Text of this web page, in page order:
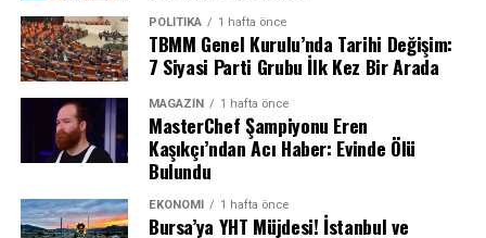
Semih Kılıçsoy’dan Altın Değerinde Gol
Maçın kırılma anı 80. dakikada geldi. Olaitan’ın pasıyla
ceza sahası sağ kanadında topla buluşan Ndidi’nin
ortasında savunmadan seken meşin yuvarlağı Semih
Kılıçsoy kafayla boş ağlara gönderdi. 76. dakikada oyuna
giren genç yıldız, takımına galibiyeti getiren isim oldu.
Beşiktaş bu sonuçla birlikte bu sezon oynadığı üçüncü
Salah, üzerindeki 10 numaralı bordo-mavili forma ile
taraftarın sevgi gösterilerine yanıt verirken, birlikte 3’lü
çektirerek anı ölümsüzleştirdi. Kulüp Başkanı Ertuğrul
Doğan ile birlikte taraftarın karşısına çıkan Mısırlı
yıldız, 2 yıllık sözleşmeye imza attı.
POLITIKA 1 hafta önce
TBMM Genel Kurulu’nda Tarihi Değişim:
7 Siyasi Parti Grubu İlk Kez Bir Arada
MAGAZIN 1 hafta önce
MasterChef Şampiyonu Eren
Kaşıkçı’ndan Acı Haber: Evinde Ölü
Bulundu
EKONOMI 1 hafta önce
Bursa’ya YHT Müjdesi! İstanbul ve